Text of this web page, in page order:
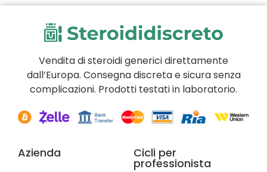
Vendita di steroidi generici direttamente
dall’Europa. Consegna discreta e sicura senza
complicazioni. Prodotti testati in laboratorio.
Azienda Cicli per
professionista